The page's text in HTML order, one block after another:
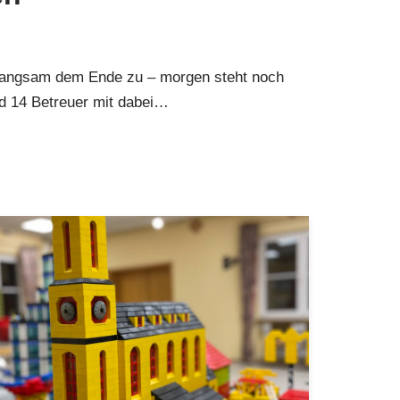
dem Ende zu – morgen steht noch
14 Betreuer mit dabei…